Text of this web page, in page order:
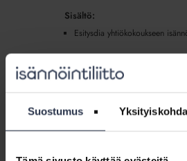
Suostumus
Sisältö:
Esitysdia yhtiökokoukseen
Yhtiökokousmateriaali,
(lisäpalvelu)
(lisäpalvelu)
Yhtiökokous on oiva paikka